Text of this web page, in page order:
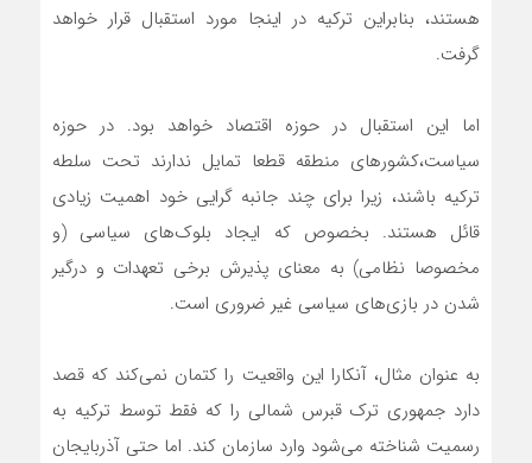
هستند، بنابراین ترکیه در اینجا مورد استقبال قرار خواهد
گرفت.
اما این استقبال در حوزه اقتصاد خواهد بود. در حوزه
سیاست،کشورهای منطقه قطعا تمایل ندارند تحت سلطه
ترکیه باشند، زیرا برای چند جانبه گرایی خود اهمیت زیادی
قائل هستند. بخصوص که ایجاد بلوک‌های سیاسی (و
مخصوصا نظامی) به معنای پذیرش برخی تعهدات و درگیر
شدن در بازی‌های سیاسی غیر ضروری است.
به عنوان مثال، آنکارا این واقعیت را کتمان نمی‌کند که قصد
دارد جمهوری ترک قبرس شمالی را که فقط توسط ترکیه به
رسمیت شناخته می‌شود وارد سازمان کند. اما حتی آذربایجان